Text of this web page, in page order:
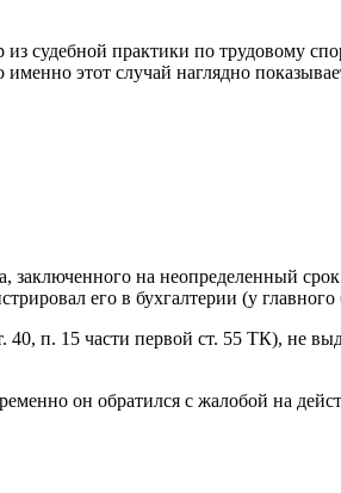
судебной практики по трудовому
этот случай наглядно
заключенного на неопределенный
его в бухгалтерии (у главного
п. 15 части первой ст. 55 ТК), не
он обратился с жалобой на